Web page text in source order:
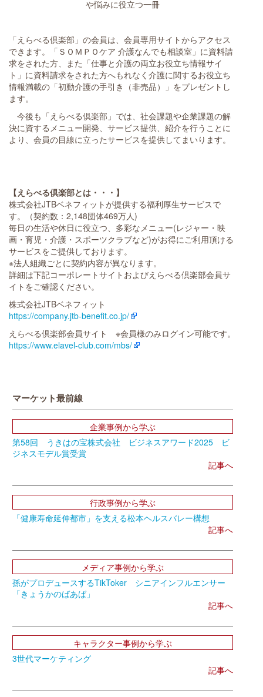
や悩みに役立つ一冊
「えらべる倶楽部」の会員は、会員専用サイトからアクセス
できます。「ＳＯＭＰＯケア 介護なんでも相談室」に資料請
求をされた方、また「仕事と介護の両立お役立ち情報サイ
ト」に資料請求をされた方へもれなく介護に関するお役立ち
情報満載の「初動介護の手引き（非売品）」をプレゼントし
ます。
今後も「えらべる倶楽部」では、社会課題や企業課題の解
決に資するメニュー開発、サービス提供、紹介を行うことに
より、会員の目線に立ったサービスを提供してまいります。
【えらべる倶楽部とは・・・】
株式会社JTBベネフィットが提供する福利厚生サービスで
す。（契約数：2,148団体469万人)
毎日の生活や休日に役立つ、多彩なメニュー(レジャー・映
画・育児・介護・スポーツクラブなど)がお得にご利用頂ける
サービスをご提供しております。
※法人組織ごとに契約内容が異なります。
詳細は下記コーポレートサイトおよびえらべる倶楽部会員サ
イトをご確認ください。
株式会社JTBベネフィット
https://company.jtb-benefit.co.jp/
えらべる倶楽部会員サイト ※会員様のみログイン可能です。
https://www.elavel-club.com/mbs/
マーケット最前線
企業事例から学ぶ
第58回 うきはの宝株式会社 ビジネスアワード2025 ビ
ジネスモデル賞受賞
記事へ
行政事例から学ぶ
「健康寿命延伸都市」を支える松本ヘルスバレー構想
記事へ
メディア事例から学ぶ
孫がプロデュースするTikToker シニアインフルエンサー
「きょうかのばあば」
記事へ
キャラクター事例から学ぶ
3世代マーケティング
記事へ